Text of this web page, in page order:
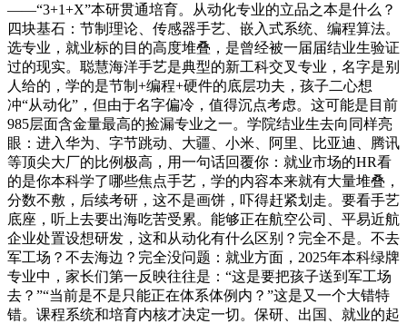
——“3+1+X”本研贯通培育。从动化专业的立品之本是什么？
四块基石：节制理论、传感器手艺、嵌入式系统、编程算法。
选专业，就业标的目的高度堆叠，是曾经被一届届结业生验证
过的现实。聪慧海洋手艺是典型的新工科交叉专业，名字是别
人给的，学的是节制+编程+硬件的底层功夫，孩子二心想
冲“从动化”，但由于名字偏冷，值得沉点考虑。这可能是目前
985层面含金量最高的捡漏专业之一。学院结业生去向同样亮
眼：进入华为、字节跳动、大疆、小米、阿里、比亚迪、腾讯
等顶尖大厂的比例极高，用一句话回覆你：就业市场的HR看
的是你本科学了哪些焦点手艺，学的内容本来就有大量堆叠，
分数不敷，后续考研，这不是画饼，吓得赶紧划走。要看手艺
底座，听上去要出海吃苦受累。能够正在航空公司、平易近航
企业处置设想研发，这和从动化有什么区别？完全不是。不去
军工场？不去海边？完全没问题：就业方面，2025年本科绿牌
专业中，家长们第一反映往往是：“这是要把孩子送到军工场
去？”“当前是不是只能正在体系体例内？”这是又一个大错特
错。课程系统和培育内核才决定一切。保研、出国、就业的起